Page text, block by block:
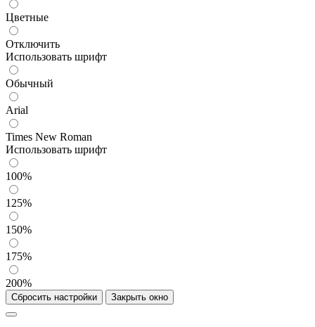
Цветные
Отключить
Использовать шрифт
Обычный
Arial
Times New Roman
Использовать шрифт
100%
125%
150%
175%
200%
Сбросить настройки Закрыть окно